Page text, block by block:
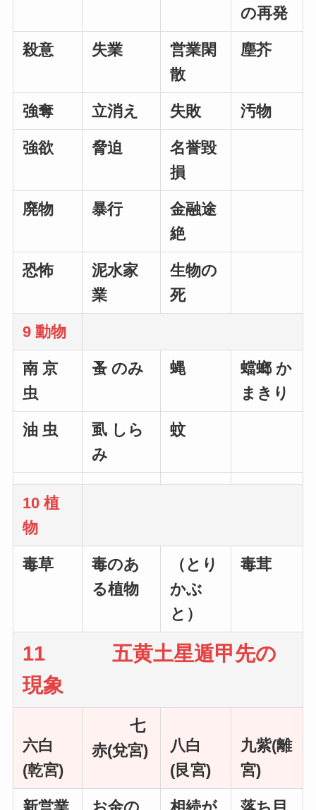
の再発
殺意 失業
営業閑
散
塵芥
強奪 立消え 失敗 汚物
強欲 脅迫
名誉毀
損
廃物 暴行
金融途
絶
恐怖
泥水家
業
生物の
死
9 動物
南 京
虫
蚤 のみ 蝿
蟷螂 か
まきり
油 虫
虱 しら
み
蚊
10 植
物
毒草
毒のあ
る植物
（とり
かぶ
と）
毒茸
11 五黄土星遁甲先の
現象
六白
(乾宮)
七
赤(兌宮)
八白
(艮宮)
九紫(離
宮)